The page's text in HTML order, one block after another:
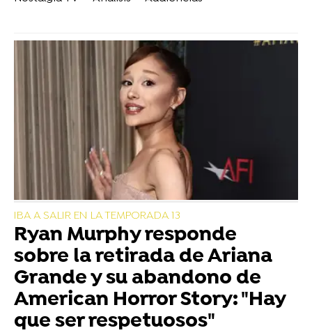
IBA A SALIR EN LA TEMPORADA 13
Ryan Murphy responde
sobre la retirada de Ariana
Grande y su abandono de
American Horror Story: "Hay
que ser respetuosos"